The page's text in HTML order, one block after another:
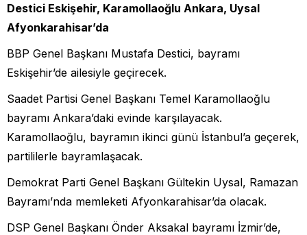
Destici Eskişehir, Karamollaoğlu Ankara, Uysal
Afyonkarahisar’da
BBP Genel Başkanı Mustafa Destici, bayramı
Eskişehir’de ailesiyle geçirecek.
Saadet Partisi Genel Başkanı Temel Karamollaoğlu
bayramı Ankara’daki evinde karşılayacak.
Karamollaoğlu, bayramın ikinci günü İstanbul’a geçerek,
partililerle bayramlaşacak.
Demokrat Parti Genel Başkanı Gültekin Uysal, Ramazan
Bayramı’nda memleketi Afyonkarahisar’da olacak.
DSP Genel Başkanı Önder Aksakal bayramı İzmir’de,